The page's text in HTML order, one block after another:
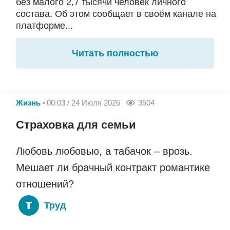
без малого 2,7 тысячи человек личного
состава. Об этом сообщает в своём канале на
платформе...
Читать полностью
Жизнь 00:03 / 24 Июля 2026 3504
Страховка для семьи
Любовь любовью, а табачок – врозь.
Мешает ли брачный контракт романтике
отношений?
Труд